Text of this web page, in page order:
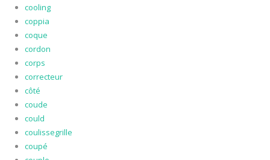
cooling
coppia
coque
cordon
corps
correcteur
côté
coude
could
coulissegrille
coupé